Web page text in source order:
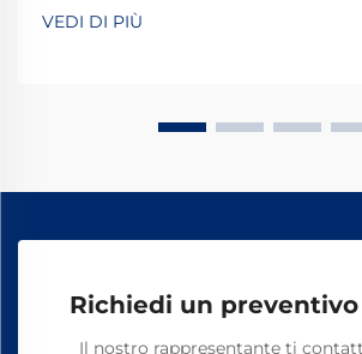
rigorosi standard qualitativi volti a
sicurezza e la durata dei sistemi
VEDI DI PIÙ
Richiedi un
Il nostro rappresentante ti